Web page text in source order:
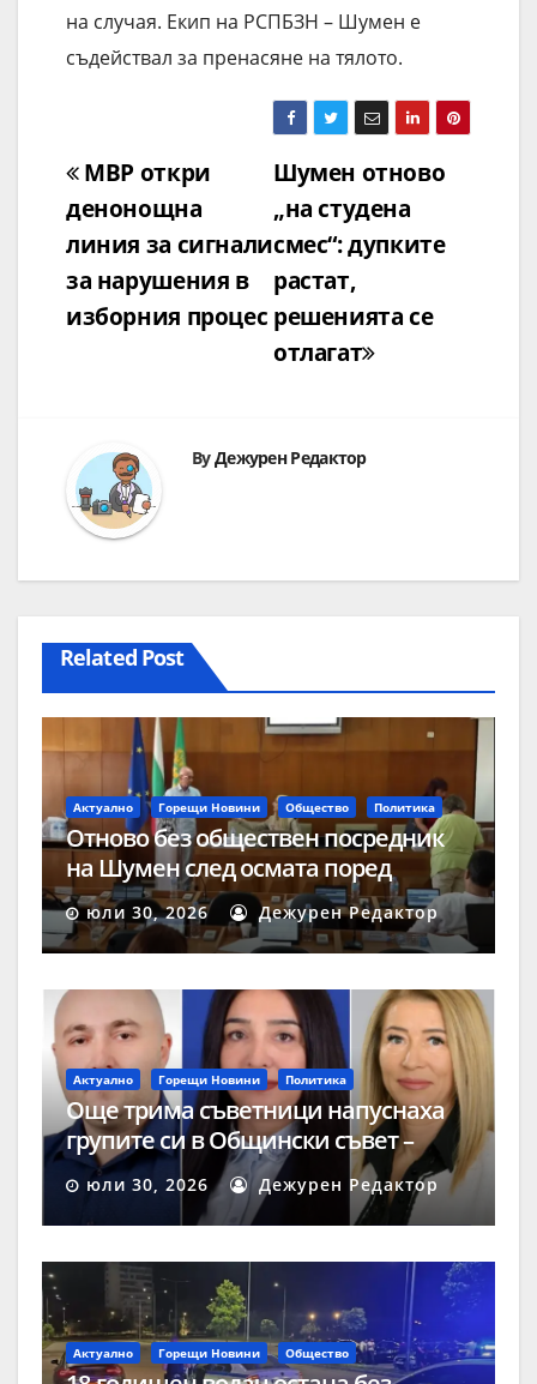
на случая. Екип на РСПБЗН – Шумен е
съдействал за пренасяне на тялото.
Навигация
Шумен отново
„на студена
смес“: дупките
растат,
решенията се
отлагат
МВР откри
денонощна
линия за сигнали
за нарушения в
изборния процес
ByДежурен Редактор
Related Post
Актуално Горещи Новини Общество Политика
Отново без обществен посредник
на Шумен след осмата поред
процедура
юли 30, 2026 Дежурен Редактор
Актуално Горещи Новини Политика
Още трима съветници напуснаха
групите си в Общински съвет –
Шумен
юли 30, 2026 Дежурен Редактор
Актуално Горещи Новини Общество